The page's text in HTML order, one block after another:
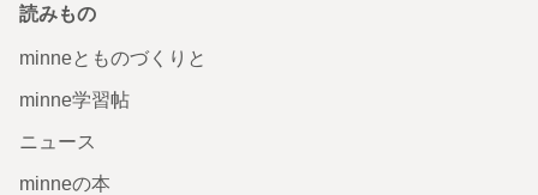
読みもの
minneとものづくりと
minne学習帖
ニュース
minneの本